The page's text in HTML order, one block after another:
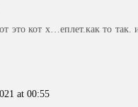
это кот х…еплет.как то так.
at 00:55